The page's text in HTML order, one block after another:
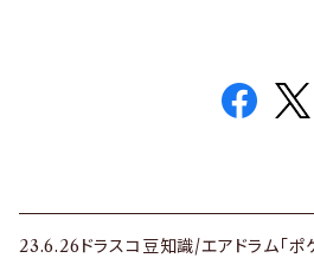
23.6.26ドラスコ豆知識/エアドラム「ポケ